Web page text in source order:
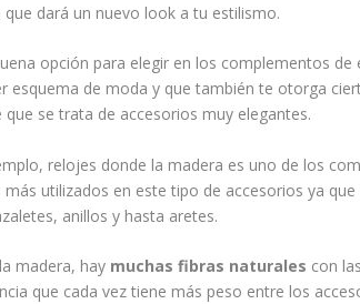
dará un nuevo look a tu estilismo.
opción para elegir en los complementos
esquema de moda y que también te otorga
se trata de accesorios muy elegantes.
relojes donde la madera es uno de los
utilizados en este tipo de accesorios ya
anillos y hasta aretes.
madera, hay muchas fibras naturales con
que cada vez tiene más peso entre los